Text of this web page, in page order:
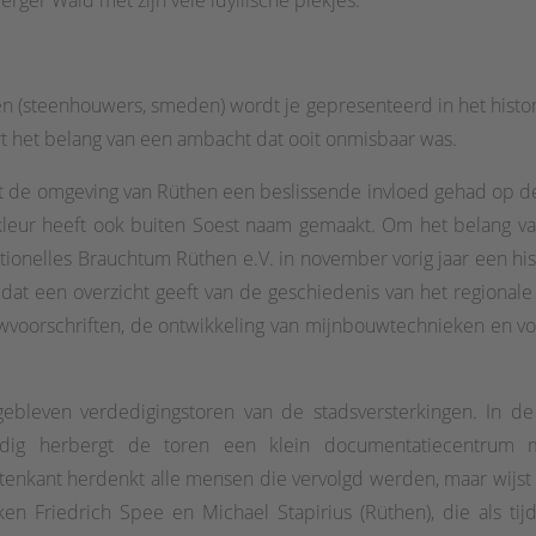
(steenhouwers, smeden) wordt je gepresenteerd in het
belang van een ambacht dat ooit onmisbaar was.
omgeving van Rüthen een beslissende invloed gehad op
heeft ook buiten Soest naam gemaakt. Om het belang
Brauchtum Rüthen e.V. in november vorig jaar een
een overzicht geeft van de geschiedenis van het
de ontwikkeling van mijnbouwtechnieken en
verdedigingstoren van de stadsversterkingen. In
herbergt de toren een klein
herdenkt alle mensen die vervolgd werden, maar
Friedrich Spee en Michael Stapirius (Rüthen), die als